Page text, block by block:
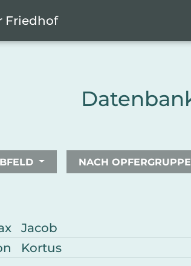
Friedhof
NACH OPFERGRUPPE
Jacob
Kortus